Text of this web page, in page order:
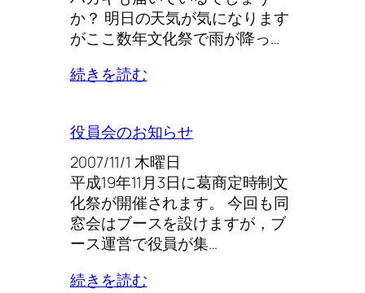
か？ 明日の天気が気になります
がここ数年文化祭で雨が降っ…
続きを読む
役員会のお知らせ
2007/11/1 木曜日
平成19年11月3日に葛商定時制文
化祭が開催されます。 今回も同
窓会はブースを設けますが，ブ
ース運営で役員が集…
続きを読む